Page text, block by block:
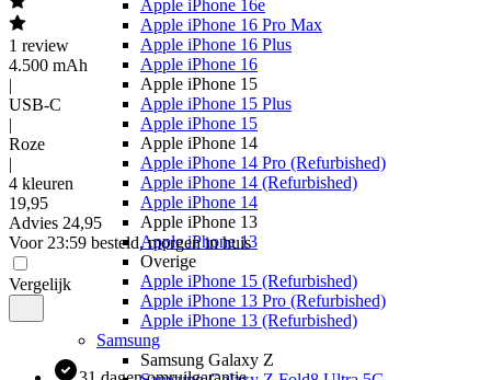
Apple iPhone 16e
Apple iPhone 16 Pro Max
Apple iPhone 16 Plus
Apple iPhone 16
Apple iPhone 15
Apple iPhone 15 Plus
Apple iPhone 15
Apple iPhone 14
Apple iPhone 14 Pro (Refurbished)
Apple iPhone 14 (Refurbished)
Apple iPhone 14
Apple iPhone 13
Apple iPhone 13
Overige
Apple iPhone 15 (Refurbished)
Apple iPhone 13 Pro (Refurbished)
Apple iPhone 13 (Refurbished)
Samsung
Samsung Galaxy Z
1 review
4.500 mAh
|
USB-C
|
Roze
|
4 kleuren
19,95
Advies 24,95
Voor 23:59 besteld, morgen in huis
Vergelijk